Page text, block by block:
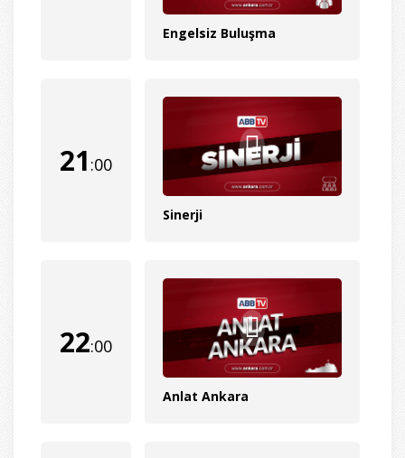
Engelsiz Buluşma
21 :00
Sinerji
22:00
Anlat Ankara